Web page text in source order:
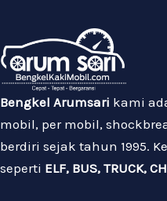
Bengkel Arumsari kami
mobil, per mobil,
berdiri sejak tahun 1995.
seperti ELF, BUS, TRUCK,